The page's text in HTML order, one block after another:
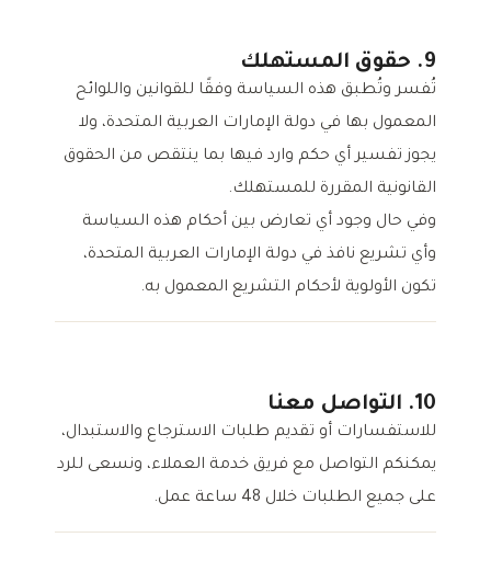
9. حقوق المستهلك
تُفسر وتُطبق هذه السياسة وفقًا للقوانين واللوائح
المعمول بها في دولة الإمارات العربية المتحدة، ولا
يجوز تفسير أي حكم وارد فيها بما ينتقص من الحقوق
القانونية المقررة للمستهلك.
وفي حال وجود أي تعارض بين أحكام هذه السياسة
وأي تشريع نافذ في دولة الإمارات العربية المتحدة،
تكون الأولوية لأحكام التشريع المعمول به.
10. التواصل معنا
للاستفسارات أو تقديم طلبات الاسترجاع والاستبدال،
يمكنكم التواصل مع فريق خدمة العملاء، ونسعى للرد
على جميع الطلبات خلال 48 ساعة عمل.